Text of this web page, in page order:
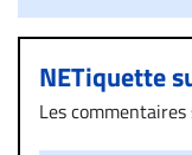
NETiquette
Les